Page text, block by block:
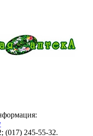
(017) 245-55-32.